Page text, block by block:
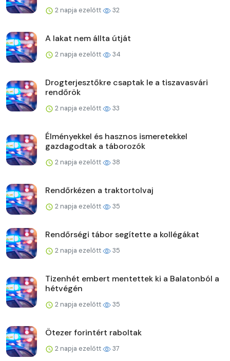
2 napja ezelőtt 32
A lakat nem állta útját
2 napja ezelőtt 34
Drogterjesztőkre csaptak le a tiszavasvári
rendőrök
2 napja ezelőtt 33
Élményekkel és hasznos ismeretekkel
gazdagodtak a táborozók
2 napja ezelőtt 38
Rendőrkézen a traktortolvaj
2 napja ezelőtt 35
Rendőrségi tábor segítette a kollégákat
2 napja ezelőtt 35
Tizenhét embert mentettek ki a Balatonból a
hétvégén
2 napja ezelőtt 35
Ötezer forintért raboltak
2 napja ezelőtt 37